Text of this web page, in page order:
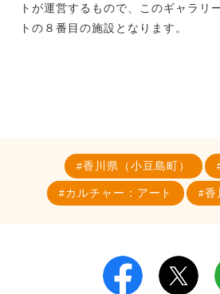
トが運営するもので、このギャラリ
トの８番目の施設となります。
香川県（小豆島町）
カルチャー：アート 香